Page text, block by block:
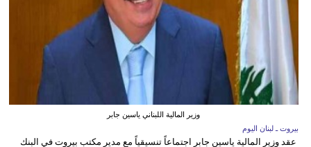
وزير المالية اللبناني ياسين جابر
بيروت ـ لبنان اليوم
عقد وزير المالية ياسين جابر اجتماعاً تنسيقياً مع مدير مكتب بيروت في البنك